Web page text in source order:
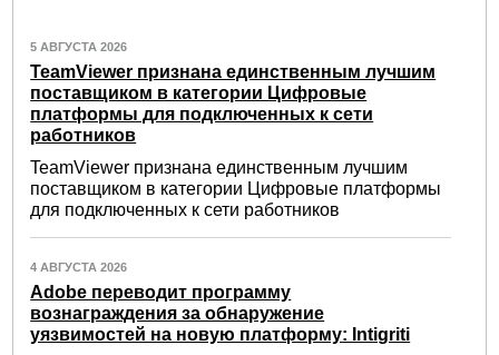
5 АВГУСТА 2026
TeamViewer признана единственным лучшим
поставщиком в категории Цифровые
платформы для подключенных к сети
работников
TeamViewer признана единственным лучшим
поставщиком в категории Цифровые платформы
для подключенных к сети работников
4 АВГУСТА 2026
Adobe переводит программу
вознаграждения за обнаружение
уязвимостей на новую платформу: Intigriti